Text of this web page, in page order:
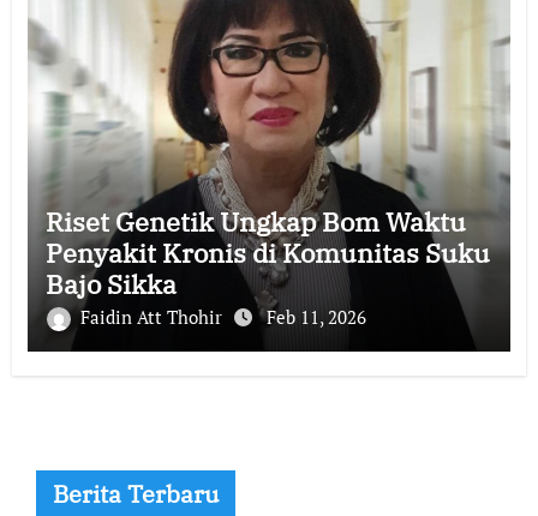
Riset Genetik Ungkap Bom Waktu
Penyakit Kronis di Komunitas Suku
Bajo Sikka
Faidin Att Thohir Feb 11, 2026
Berita Terbaru